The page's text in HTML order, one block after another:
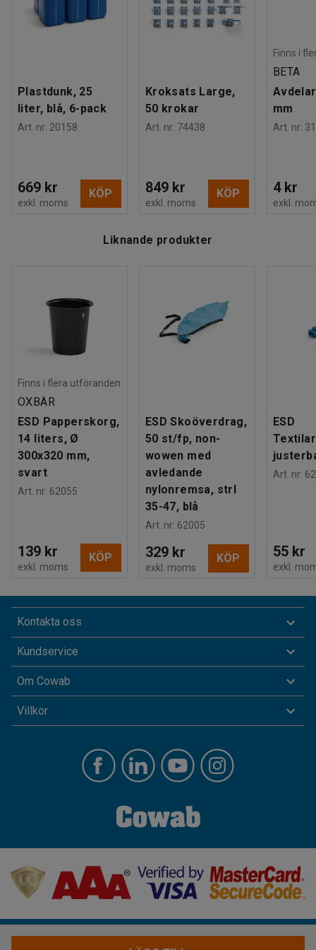
Plastdunk, 25
liter, blå, 6-pack
Art. nr: 20158
669 kr
exkl. moms
KÖP
Kroksats Large,
50 krokar
Art. nr: 74438
849 kr
exkl. moms
KÖP
Finns i
BETA
mm
Art. nr:
4 kr
exkl.
Liknande produkter
Finns i flera utföranden
OXBÄR
ESD Papperskorg,
14 liters, Ø
300x320 mm,
svart
Art. nr: 62055
139 kr
exkl. moms
KÖP
ESD Skoöverdrag,
50 st/fp, non-
wowen med
avledande
nylonremsa, strl
35-47, blå
Art. nr: 62005
329 kr
exkl. moms
KÖP
ESD
Art. nr:
55 kr
exkl.
Kontakta oss
Kundservice
Om Cowab
Villkor